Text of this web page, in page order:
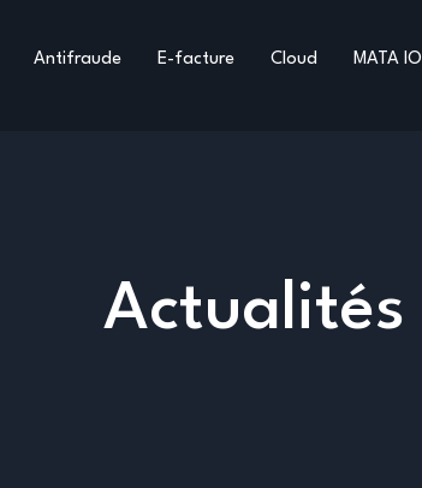
Antifraude E-facture Cloud MATA IO
Actualités